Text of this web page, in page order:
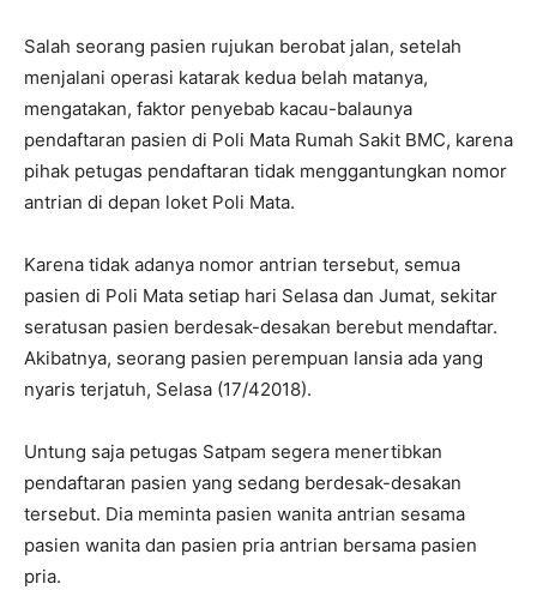
Salah seorang pasien rujukan berobat jalan, setelah
menjalani operasi katarak kedua belah matanya,
mengatakan, faktor penyebab kacau-balaunya
pendaftaran pasien di Poli Mata Rumah Sakit BMC, karena
pihak petugas pendaftaran tidak menggantungkan nomor
antrian di depan loket Poli Mata.
Karena tidak adanya nomor antrian tersebut, semua
pasien di Poli Mata setiap hari Selasa dan Jumat, sekitar
seratusan pasien berdesak-desakan berebut mendaftar.
Akibatnya, seorang pasien perempuan lansia ada yang
nyaris terjatuh, Selasa (17/42018).
Untung saja petugas Satpam segera menertibkan
pendaftaran pasien yang sedang berdesak-desakan
tersebut. Dia meminta pasien wanita antrian sesama
pasien wanita dan pasien pria antrian bersama pasien
pria.